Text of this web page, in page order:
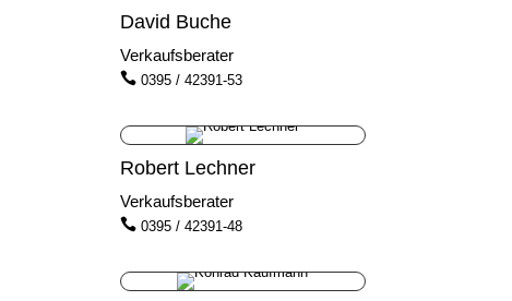
David Buche
Verkaufsberater
 0395 / 42391-53
Robert Lechner
Verkaufsberater
 0395 / 42391-48